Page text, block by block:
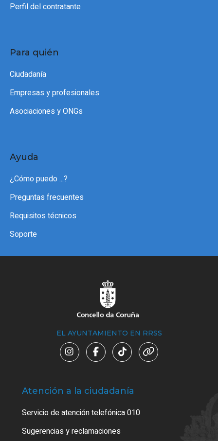
Perfil del contratante
Para quién
Ciudadanía
Empresas y profesionales
Asociaciones y ONGs
Ayuda
¿Cómo puedo ...?
Preguntas frecuentes
Requisitos técnicos
Soporte
EL AYUNTAMIENTO EN RRSS
Atención a la ciudadanía
Servicio de atención telefónica 010
Sugerencias y reclamaciones